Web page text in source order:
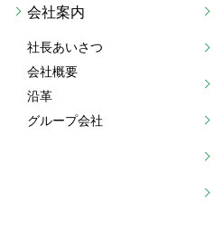
会社案内
社長あいさつ
会社概要
沿革
グループ会社